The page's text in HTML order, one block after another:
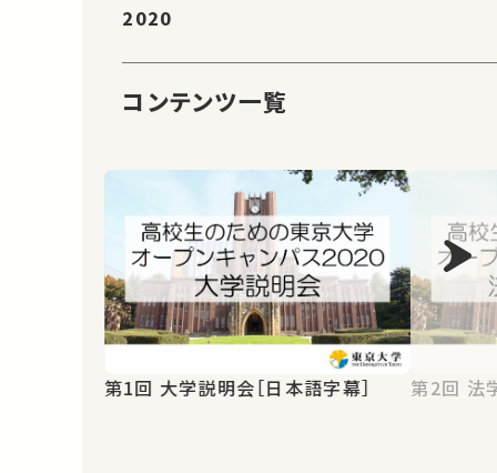
2020
コンテンツ一覧
第1回 大学説明会［日本語字幕］ 第2